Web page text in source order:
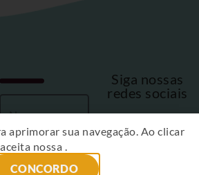
Siga nossas
redes sociais
CONCORDO
aprimorar sua navegação. Ao clicar
nossa .